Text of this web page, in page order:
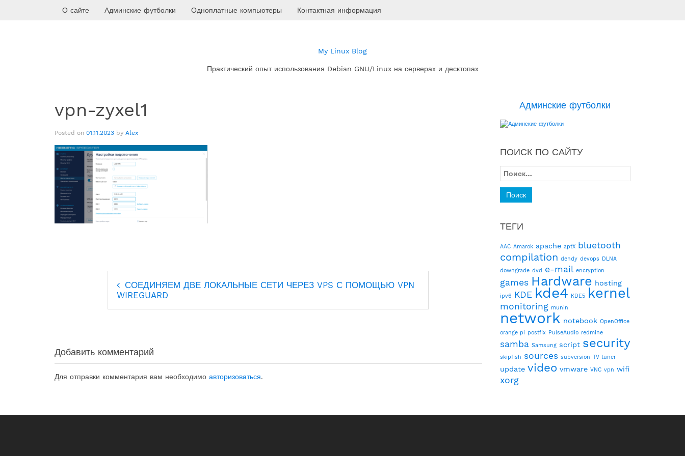
О сайте Админские футболки Одноплатные компьютеры Контактная информация
My Linux Blog
Практический опыт использования Debian GNU/Linux на серверах и десктопах
vpn-zyxel1
Posted on 01.11.2023 by Alex
СОЕДИНЯЕМ ДВЕ ЛОКАЛЬНЫЕ СЕТИ ЧЕРЕЗ VPS С ПОМОЩЬЮ VPN
WIREGUARD
Добавить комментарий
Для отправки комментария вам необходимо авторизоваться.
Админские футболки
ПОИСК ПО САЙТУ
Найти:
ТЕГИ
AAC Amarok apache aptX bluetooth
compilation dendy devops DLNA
downgrade dvd e-mail encryption
games Hardware hosting
ipv6 KDE kde4 KDE5 kernel
monitoring munin
network notebook OpenOffice
orange pi postfix PulseAudio redmine
samba Samsung script security
skipfish sources subversion TV tuner
update video vmware VNC vpn wifi
xorg